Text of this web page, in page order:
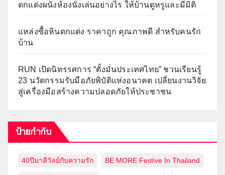
ตกแต่งผนังห้องนั่งเล่นอย่างไร ให้บ้านดูหรูและมีมิติ
แหล่งซื้อหินตกแต่ง ราคาถูก คุณภาพดี สำหรับคนรัก
บ้าน
RUN เปิดนิทรรศการ “ตั้งมั่นประเทศไทย” ชวนเรียนรู้
23 นวัตกรรมรับมือภัยพิบัติแห่งอนาคต เปลี่ยนงานวิจัย
สู่เครื่องมือสร้างความปลอดภัยให้ประชาชน
ป้ายกำกับ
40ปีมาลีวัลย์กับความรัก BE MORE Festive In Thailand